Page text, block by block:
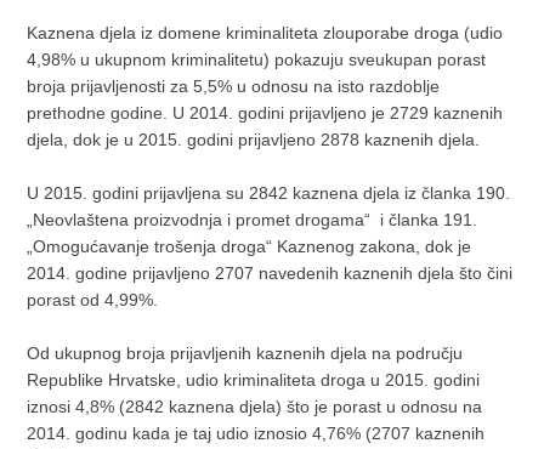
Kaznena djela iz domene kriminaliteta zlouporabe droga (udio
4,98% u ukupnom kriminalitetu) pokazuju sveukupan porast
broja prijavljenosti za 5,5% u odnosu na isto razdoblje
prethodne godine. U 2014. godini prijavljeno je 2729 kaznenih
djela, dok je u 2015. godini prijavljeno 2878 kaznenih djela.
U 2015. godini prijavljena su 2842 kaznena djela iz članka 190.
„Neovlaštena proizvodnja i promet drogama“ i članka 191.
„Omogućavanje trošenja droga“ Kaznenog zakona, dok je
2014. godine prijavljeno 2707 navedenih kaznenih djela što čini
porast od 4,99%.
Od ukupnog broja prijavljenih kaznenih djela na području
Republike Hrvatske, udio kriminaliteta droga u 2015. godini
iznosi 4,8% (2842 kaznena djela) što je porast u odnosu na
2014. godinu kada je taj udio iznosio 4,76% (2707 kaznenih